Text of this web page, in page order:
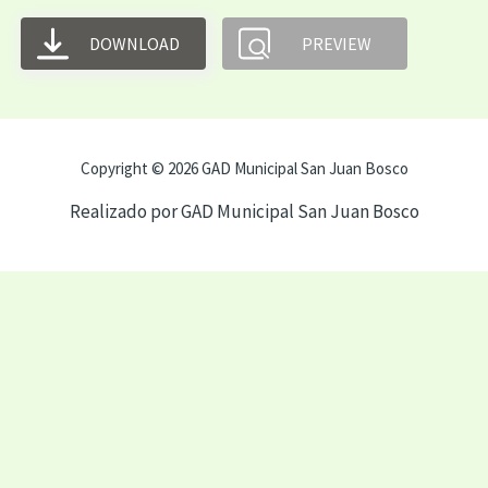
DOWNLOAD PREVIEW
Copyright © 2026 GAD Municipal San Juan Bosco
Realizado por GAD Municipal San Juan Bosco